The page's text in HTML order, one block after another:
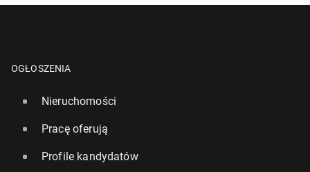
OGŁOSZENIA
Nieruchomości
Pracę oferują
Profile kandydatów